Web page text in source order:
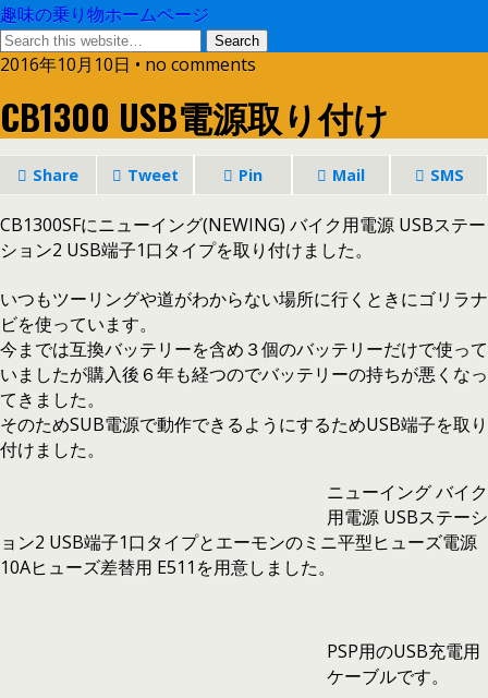
趣味の乗り物ホームページ
2016年10月10日 • no comments
CB1300 USB電源取り付け
Share Tweet Pin Mail SMS
CB1300SFにニューイング(NEWING) バイク用電源 USBステー
ション2 USB端子1口タイプを取り付けました。
いつもツーリングや道がわからない場所に行くときにゴリラナ
ビを使っています。
今までは互換バッテリーを含め３個のバッテリーだけで使って
いましたが購入後６年も経つのでバッテリーの持ちが悪くなっ
てきました。
そのためSUB電源で動作できるようにするためUSB端子を取り
付けました。
ニューイング バイク
用電源 USBステーシ
ョン2 USB端子1口タイプとエーモンのミニ平型ヒューズ電源
10Aヒューズ差替用 E511を用意しました。
PSP用のUSB充電用
ケーブルです。